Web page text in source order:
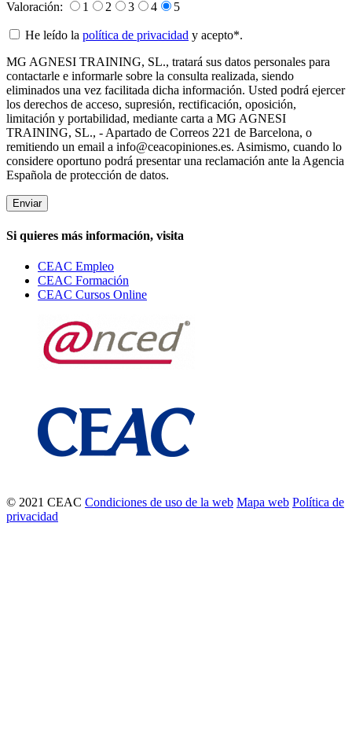
Valoración: 1 2 3 4 5
He leído la política de privacidad y acepto*.
MG AGNESI TRAINING, SL., tratará sus datos personales para
contactarle e informarle sobre la consulta realizada, siendo
eliminados una vez facilitada dicha información. Usted podrá ejercer
los derechos de acceso, supresión, rectificación, oposición,
limitación y portabilidad, mediante carta a MG AGNESI
TRAINING, SL., - Apartado de Correos 221 de Barcelona, o
remitiendo un email a info@ceacopiniones.es. Asimismo, cuando lo
considere oportuno podrá presentar una reclamación ante la Agencia
Española de protección de datos.
Si quieres más información, visita
CEAC Empleo
CEAC Formación
CEAC Cursos Online
© 2021 CEAC Condiciones de uso de la web Mapa web Política de
privacidad